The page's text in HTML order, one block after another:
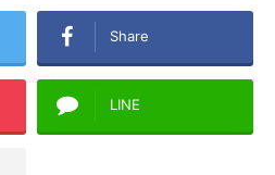
Share
LINE